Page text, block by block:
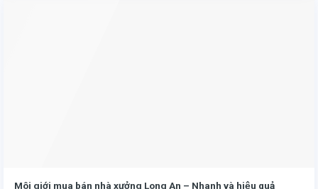
Môi giới mua bán nhà xưởng Long An – Nhanh và hiệu quả